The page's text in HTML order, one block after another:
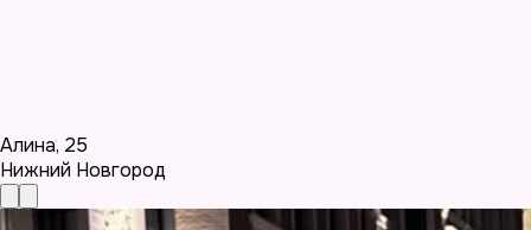
Алина, 25
Нижний Новгород